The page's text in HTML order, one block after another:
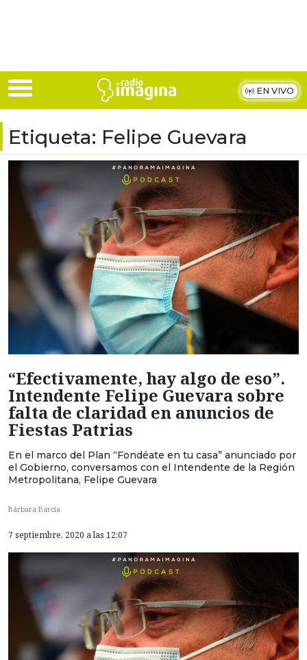
EN VIVO
Etiqueta: Felipe Guevara
“Efectivamente, hay algo de eso”.
Intendente Felipe Guevara sobre
falta de claridad en anuncios de
Fiestas Patrias
En el marco del Plan “Fondéate en tu casa” anunciado por
el Gobierno, conversamos con el Intendente de la Región
Metropolitana, Felipe Guevara
Bárbara Barcia
7 septiembre, 2020 a las 12:07